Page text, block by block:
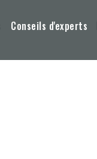
Conseils d'experts